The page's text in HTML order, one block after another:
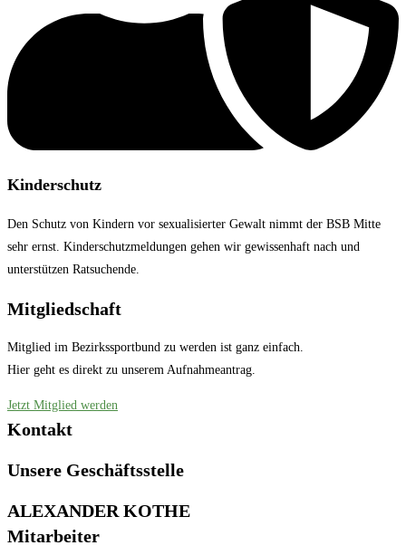
Kinderschutz
Den Schutz von Kindern vor sexualisierter Gewalt nimmt der BSB Mitte
sehr ernst. Kinderschutzmeldungen gehen wir gewissenhaft nach und
unterstützen Ratsuchende.
Mitgliedschaft
Mitglied im Bezirkssportbund zu werden ist ganz einfach.
Hier geht es direkt zu unserem Aufnahmeantrag.
Jetzt Mitglied werden
Kontakt
Unsere Geschäftsstelle
ALEXANDER KOTHE
Mitarbeiter